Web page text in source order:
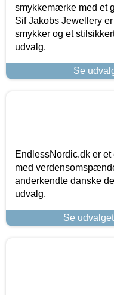
smykkemærke med et
Sif Jakobs Jewellery
smykker og et
udvalg.
Se
EndlessNordic.dk er
med
anderkendte danske
udvalg.
Se